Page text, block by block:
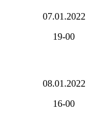
07.01.2022
19-00
08.01.2022
16-00